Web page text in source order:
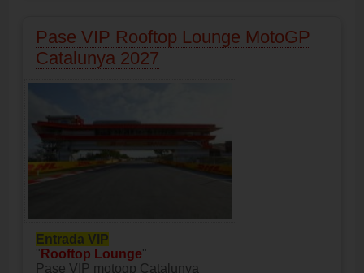
Pase VIP Rooftop Lounge MotoGP
Catalunya 2027
Entrada VIP
" Rooftop Lounge"
Pase VIP motogp Catalunya